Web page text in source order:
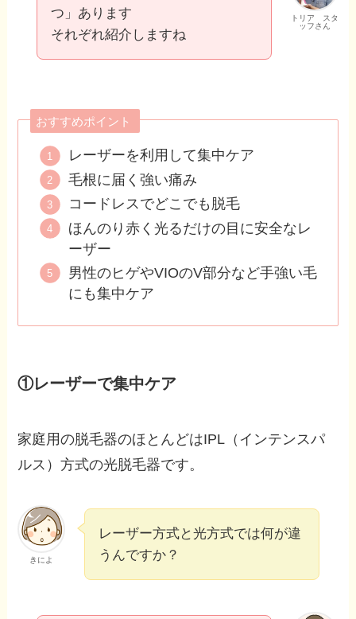
トリア スタ
ッフさん
つ」あります
それぞれ紹介しますね
おすすめポイント
レーザーを利用して集中ケア
毛根に届く強い痛み
コードレスでどこでも脱毛
ほんのり赤く光るだけの目に安全なレ
ーザー
男性のヒゲやVIOのV部分など手強い毛
にも集中ケア
①レーザーで集中ケア
家庭用の脱毛器のほとんどはIPL（インテンスパ
ルス）方式の光脱毛器です。
きによ
レーザー方式と光方式では何が違
うんですか？